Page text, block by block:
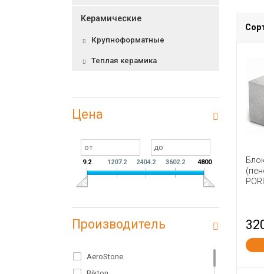
Керамические
Крупноформатные
Теплая керамика
Цена
9.2 1207.2 2404.2 3602.2 4800
Производитель
AeroStone